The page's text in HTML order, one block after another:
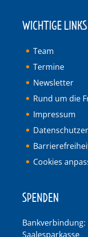
WICHTIGE LINKS
Team
Termine
Newsletter
Rund um die
Impressum
Cookies
SPENDEN
Bankverbindung:
Saalesparkasse